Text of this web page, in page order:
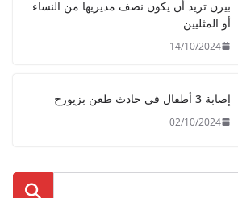
بيرن تريد أن يكون نصف مديريها من النساء
أو المثليين
14/10/2024
إصابة 3 أطفال في حادث طعن بزيورخ
02/10/2024